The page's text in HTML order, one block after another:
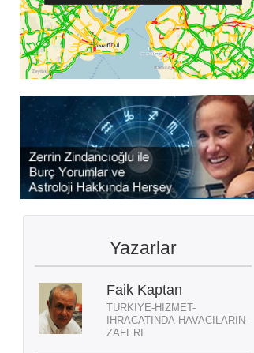
Yazarlar
Faik Kaptan
TURKIYE-HIZMET-
IHRACATINDA-HAVACILARIN-
ZAFERI